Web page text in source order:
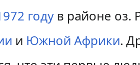
году в районе оз.
и Южной Африки.